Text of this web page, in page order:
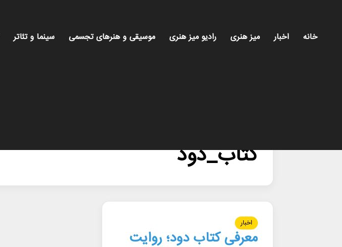
خانه اخبار میز هنری رادیو میز هنری موسیقی و هنرهای تجسمی سینما و تئاتر
کتاب_دود
اخبار
معرفی کتاب دود؛ روایت